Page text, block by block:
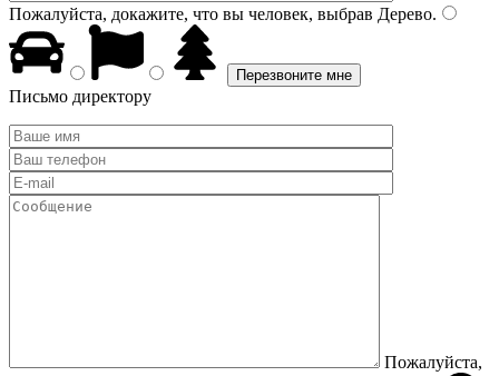
Пожалуйста, докажите, что вы человек, выбрав Дерево.
Письмо директору
Пожалуйста,